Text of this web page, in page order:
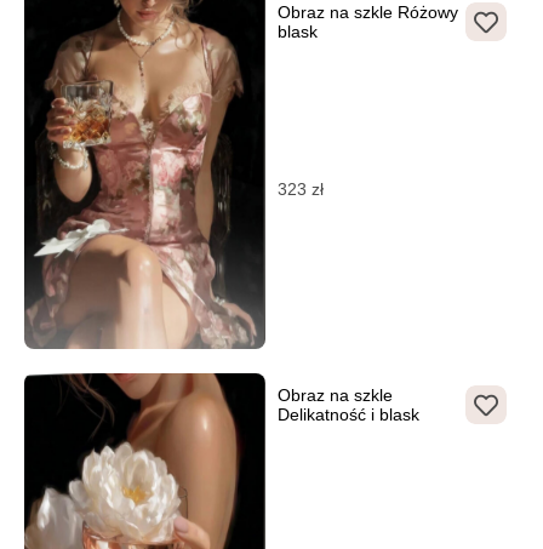
Obraz na szkle Różowy
blask
323 zł
Obraz na szkle
Delikatność i blask